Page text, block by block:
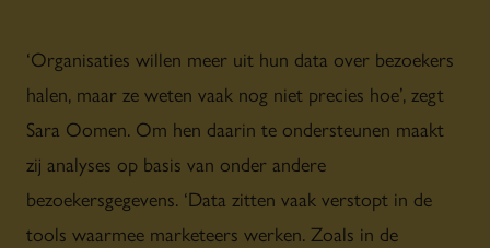
‘Organisaties willen meer uit hun data over bezoekers
halen, maar ze weten vaak nog niet precies hoe’, zegt
Sara Oomen. Om hen daarin te ondersteunen maakt
zij analyses op basis van onder andere
bezoekersgegevens. ‘Data zitten vaak verstopt in de
tools waarmee marketeers werken. Zoals in de